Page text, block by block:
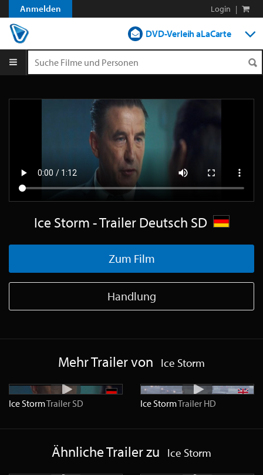
Anmelden Login |
DVD-Verleih aLaCarte
Shop
Ice Storm - Trailer Deutsch SD
Zum Film
Handlung
Mehr Trailer von Ice Storm
Ice StormTrailer SD Ice StormTrailer HD
Ähnliche Trailer zu Ice Storm